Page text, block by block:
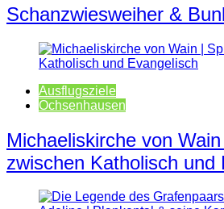
Schanzwiesweiher &
Ausflugsziele
Ochsenhausen
Michaeliskirche von
zwischen Katholisch und